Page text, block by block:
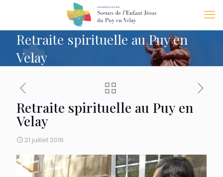
Retraite spirituelle au Puy en
Velay
Retraite spirituelle au Puy en
Velay
21 juillet 2016